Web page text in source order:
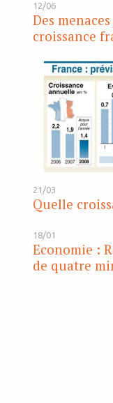
12/06
Des
croissance
21/03
Quelle
18/01
Economie :
de quatre